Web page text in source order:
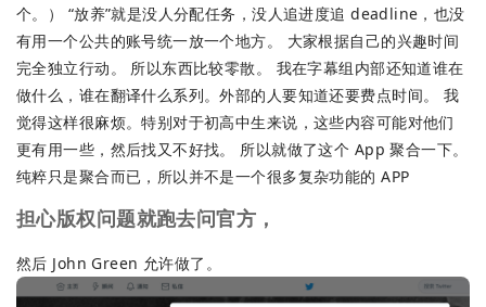
个。） “放养”就是没人分配任务，没人追进度追 deadline，也没
有用一个公共的账号统一放一个地方。 大家根据自己的兴趣时间
完全独立行动。 所以东西比较零散。 我在字幕组内部还知道谁在
做什么，谁在翻译什么系列。外部的人要知道还要费点时间。 我
觉得这样很麻烦。特别对于初高中生来说，这些内容可能对他们
更有用一些，然后找又不好找。 所以就做了这个 App 聚合一下。
纯粹只是聚合而已，所以并不是一个很多复杂功能的 APP
担心版权问题就跑去问官方，
然后 John Green 允许做了。